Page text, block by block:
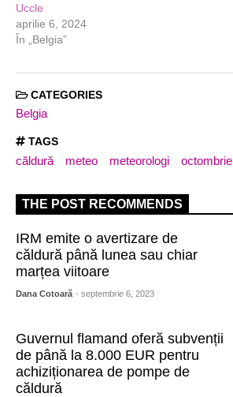
Uccle
aprilie 6, 2024
În „Belgia”
CATEGORIES
Belgia
TAGS
căldură meteo meteorologi octombrie
THE POST RECOMMENDS
IRM emite o avertizare de
căldură până lunea sau chiar
marțea viitoare
Dana Cotoară - septembrie 6, 2023
Guvernul flamand oferă subvenții
de până la 8.000 EUR pentru
achiziționarea de pompe de
căldură